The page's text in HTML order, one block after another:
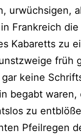
urwüchsigen,
Frankreich die
Kabaretts zu
früh
keine
begabt waren,
zu
Pfeilregen